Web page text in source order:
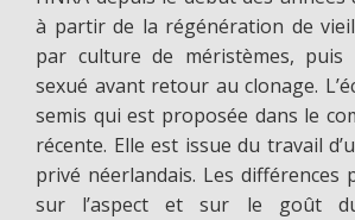
à partir de la régénération de
par culture de méristèmes, puis
sexué avant retour au clonage.
semis qui est proposée dans le
récente. Elle est issue du travail
privé néerlandais. Les
sur l’aspect et sur le goût